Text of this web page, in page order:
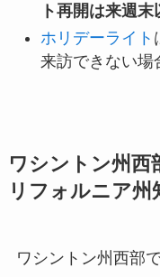
ト再開は来週末
ホリデーライト
来訪できない場
ワシントン州
リフォルニア州
ワシントン州西部